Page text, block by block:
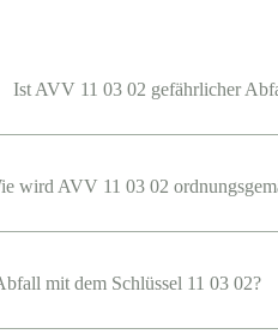
Ist AVV 11 03 02 gefährlicher
wird AVV 11 03 02
mit dem Schlüssel 11 03 02?